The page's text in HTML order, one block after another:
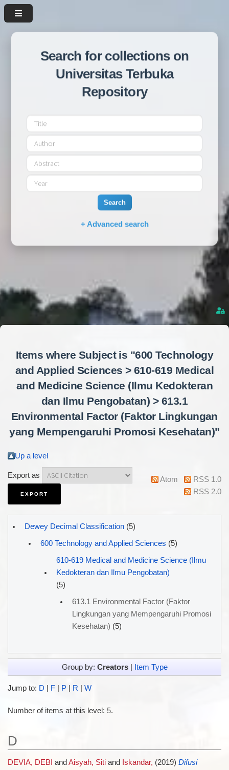
Search for collections on
Universitas Terbuka
Repository
Search
+ Advanced search
Items where Subject is "600 Technology
and Applied Sciences > 610-619 Medical
and Medicine Science (Ilmu Kedokteran
dan Ilmu Pengobatan) > 613.1
Environmental Factor (Faktor Lingkungan
yang Mempengaruhi Promosi Kesehatan)"
Up a level
Export as Atom
RSS 1.0
RSS 2.0
Dewey Decimal Classification(5)
600 Technology and Applied Sciences (5)
610-619 Medical and Medicine Science (Ilmu
Kedokteran dan Ilmu Pengobatan)
(5)
613.1 Environmental Factor (Faktor
Lingkungan yang Mempengaruhi Promosi
Kesehatan) (5)
Group by: Creators| Item Type
Jump to: D | F| P| R | W
Number of items at this level: 5.
D
DEVIA, DEBI and Aisyah, Sitiand Iskandar, (2019) Difusi